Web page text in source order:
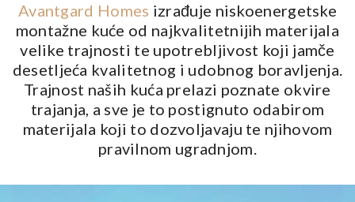
Avantgard Homes izrađuje niskoenergetske
montažne kuće od najkvalitetnijih materijala
velike trajnosti te upotrebljivost koji jamče
desetljeća kvalitetnog i udobnog boravljenja.
Trajnost naših kuća prelazi poznate okvire
trajanja, a sve je to postignuto odabirom
materijala koji to dozvoljavaju te njihovom
pravilnom ugradnjom.